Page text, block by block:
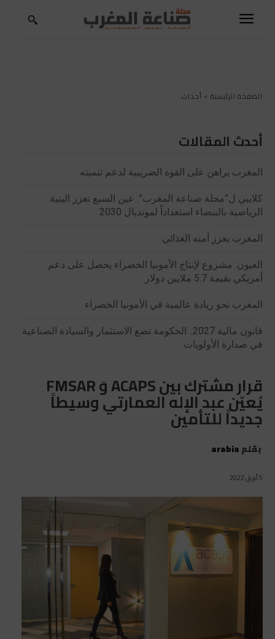
الصفحة الرئيسية أحداث
أحدث المقالات
المغرب يراهن على القوة الضريبية لدعم تنميته
كلايبي ل”مجلة صناعة المغرب”: عين السبع تعزز البنية
الرياضية بالبيضاء استعداداً لمونديال 2030
المغرب يعزز أمنه الغذائي
العيون: مشروع لإنتاج الأمونيا الخضراء يحصل على دعم
أمريكي بقيمة 5.7 ملايين دولار
المغرب نحو ريادة عالمية في الأمونيا الخضراء
قانون مالية 2027.. الحكومة تضع الاستثمار والسيادة الصناعية
في صدارة الأولويات
قرار مشترك بين ACAPS وَ FMSAR
يُعيّن عبد الإله العمارتي وسيطاً
جديداً للتأمين
بقلمarabia
5 أبريل 2022